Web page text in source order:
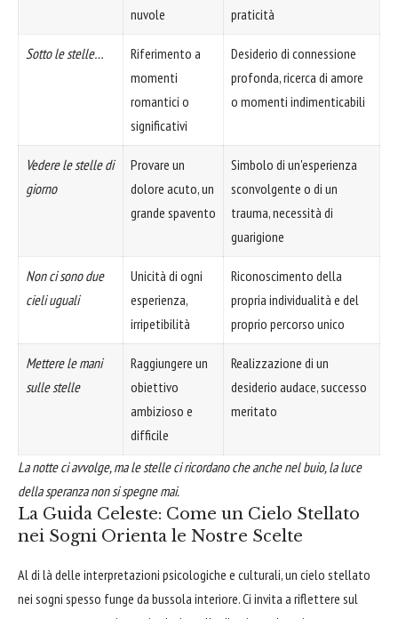
nuvole
praticità
Sotto le stelle…
Riferimento a
momenti
romantici o
significativi
Desiderio di connessione
profonda, ricerca di amore
o momenti indimenticabili
Vedere le stelle di
giorno
Provare un
dolore acuto, un
grande spavento
Simbolo di un'esperienza
sconvolgente o di un
trauma, necessità di
guarigione
Non ci sono due
cieli uguali
Unicità di ogni
esperienza,
irripetibilità
Riconoscimento della
propria individualità e del
proprio percorso unico
Mettere le mani
sulle stelle
Raggiungere un
obiettivo
ambizioso e
difficile
Realizzazione di un
desiderio audace, successo
meritato
La notte ci avvolge, ma le stelle ci ricordano che anche nel buio, la luce
della speranza non si spegne mai.
La Guida Celeste: Come un Cielo Stellato
nei Sogni Orienta le Nostre Scelte
Al di là delle interpretazioni psicologiche e culturali, un cielo stellato
nei sogni spesso funge da bussola interiore. Ci invita a riflettere sul